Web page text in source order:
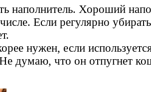
наполнитель. Хороший
Если регулярно
нужен, если
думаю, что он отпугнет